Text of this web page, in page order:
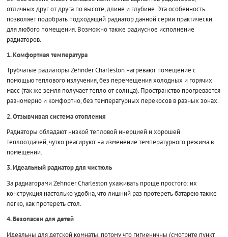
отличных друг от друга по высоте, длине и глубине. Эта особенность
позволяет подобрать подходящий радиатор данной серии практически
для любого помещения. Возможно также радиусное исполнение
радиаторов.
1. Комфортная температура
Трубчатые радиаторы Zehnder Charleston нагревают помещение с
помощью теплового излучения, без перемещения холодных и горячих
масс (так же земля получает тепло от солнца). Пространство прогревается
равномерно и комфортно, без температурных перекосов в разных зонах.
2. Отзывчивая система отопления
Радиаторы обладают низкой тепловой инерцией и хорошей
теплоотдачей, чутко реагируют на изменение температурного режима в
помещении.
3. Идеальный радиатор для чистюль
За радиаторами Zehnder Charleston ухаживать проще простого: их
конструкция настолько удобна, что лишний раз протереть батарею также
легко, как протереть стол.
4. Безопасен для детей
Идеальны для детской комнаты, потому что гигиеничны (смотрите пункт